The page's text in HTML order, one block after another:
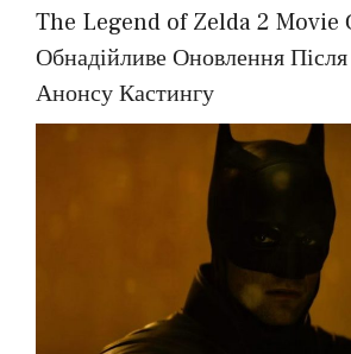
The Legend of Zelda 2 Movie
Обнадійливе Оновлення
Анонсу Кастингу